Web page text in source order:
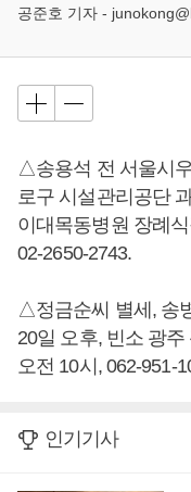
공준호 기자 -
△송용석 전 서울시
로구 시설관리공단
이대목동병원 장례
02-2650-2743.
△정금순씨 별세, 송
20일 오후, 빈소 광
오전 10시, 062-951-
인기기사